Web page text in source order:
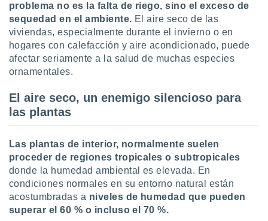
cookies
aceptar
de
sitio
de que
el sitio
se
para
ni para
problema no es la falta de riego, sino el exceso de
sequedad en el ambiente. El aire seco de las
viviendas, especialmente durante el invierno o en
hogares con calefacción y aire acondicionado, puede
afectar seriamente a la salud de muchas especies
ornamentales.
El aire seco, un enemigo silencioso para
las plantas
Las plantas de interior, normalmente suelen
proceder de regiones tropicales o subtropicales
donde la humedad ambiental es elevada. En
condiciones normales en su entorno natural están
acostumbradas a niveles de humedad que pueden
superar el 60 % o incluso el 70 %.